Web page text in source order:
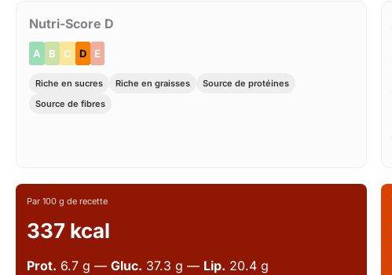
Nutri-Score D
A B C D E
Riche en sucres Riche en graisses
Source de protéines
Source de fibres
Par 100 g de recette
337 kcal
Prot. 6.7 g — Gluc. 37.3 g — Lip. 20.4 g